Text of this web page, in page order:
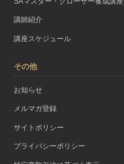
講師紹介
講座スケジュール
その他
お知らせ
メルマガ登録
サイトポリシー
プライバシーポリシー